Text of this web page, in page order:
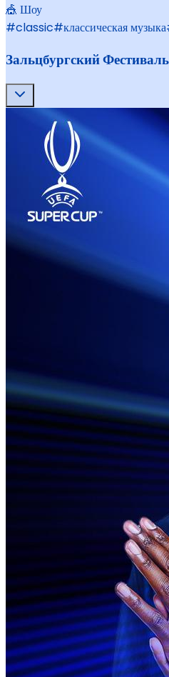
🎪 Шоу
#classic#классическая музыка
Зальцбургский Фестиваль